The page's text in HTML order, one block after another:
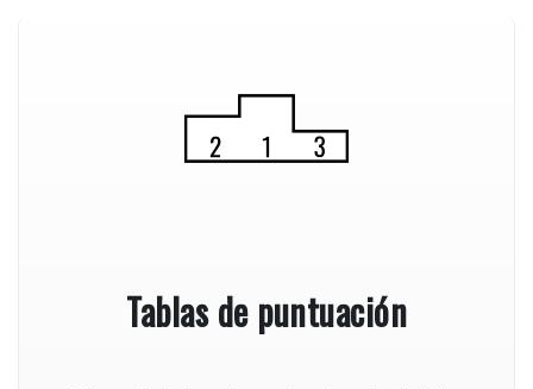
Tablas de puntuación